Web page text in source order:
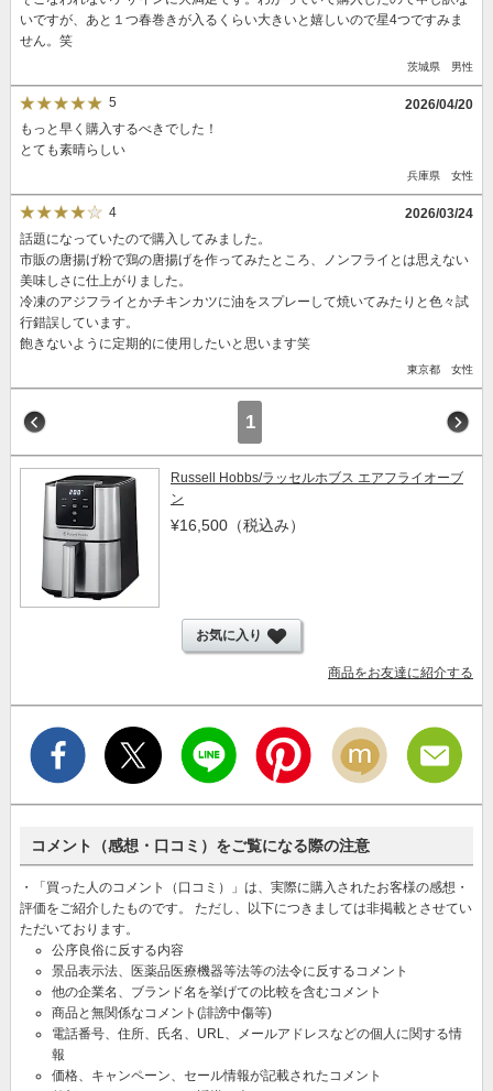
いですが、あと１つ春巻きが入るくらい大きいと嬉しいので星4つですみま
せん。笑
茨城県 男性
5
2026/04/20
もっと早く購入するべきでした！
とても素晴らしい
兵庫県 女性
4
2026/03/24
話題になっていたので購入してみました。
市販の唐揚げ粉で鶏の唐揚げを作ってみたところ、ノンフライとは思えない
美味しさに仕上がりました。
冷凍のアジフライとかチキンカツに油をスプレーして焼いてみたりと色々試
行錯誤しています。
飽きないように定期的に使用したいと思います笑
東京都 女性
1
Russell Hobbs/ラッセルホブス エアフライオーブ
ン
¥16,500（税込み）
お気に入り
商品をお友達に紹介する
コメント（感想・口コミ）をご覧になる際の注意
・「買った人のコメント（口コミ）」は、実際に購入されたお客様の感想・
評価をご紹介したものです。 ただし、以下につきましては非掲載とさせてい
ただいております。
公序良俗に反する内容
景品表示法、医薬品医療機器等法等の法令に反するコメント
他の企業名、ブランド名を挙げての比較を含むコメント
商品と無関係なコメント(誹謗中傷等)
電話番号、住所、氏名、URL、メールアドレスなどの個人に関する情
報
価格、キャンペーン、セール情報が記載されたコメント